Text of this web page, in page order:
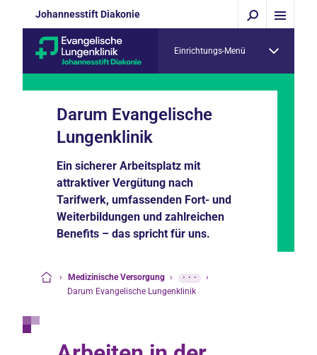
Johannesstift Diakonie
Einrichtungs-Menü
Darum Evangelische
Lungenklinik
Ein sicherer Arbeitsplatz mit
attraktiver Vergütung nach
Tarifwerk, umfassenden Fort- und
Weiterbildungen und zahlreichen
Benefits – das spricht für uns.
› Medizinische Versorgung › ···
›
Darum Evangelische Lungenklinik